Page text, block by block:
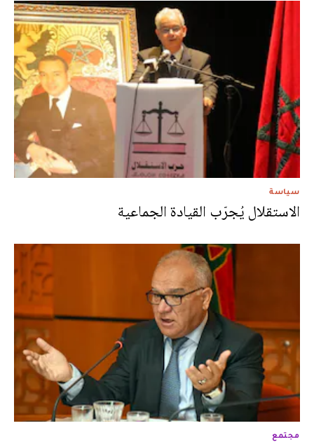
سياسة
الاستقلال يُجرّب القيادة الجماعية
مجتمع